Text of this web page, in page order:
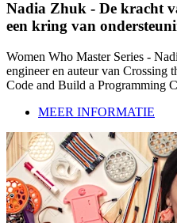
Nadia Zhuk - De kracht
een kring van
Women Who Master Series -
engineer en auteur van Crossing
Code and Build a Programming
MEER INFORMATIE